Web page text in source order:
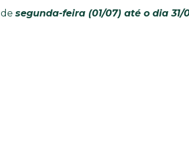
segunda-feira (01/07) até o dia 31/